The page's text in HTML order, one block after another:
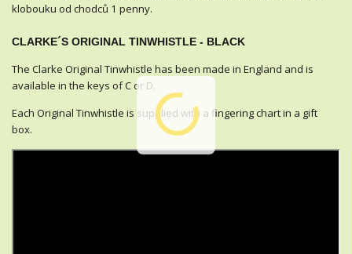
klobouku od chodců 1 penny.
CLARKE´S ORIGINAL TINWHISTLE - BLACK
The Clarke Original Tinwhistle has been made in England and is
available in the keys of C or D.
Each Original Tinwhistle is supplied with a fingering chart in a gift
box.